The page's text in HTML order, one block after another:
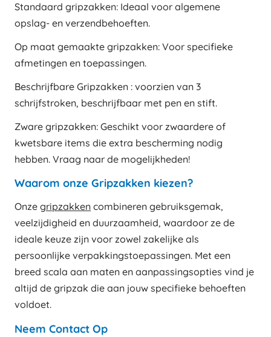
Standaard gripzakken: Ideaal voor algemene
opslag- en verzendbehoeften.
Op maat gemaakte gripzakken: Voor specifieke
afmetingen en toepassingen.
Beschrijfbare Gripzakken : voorzien van 3
schrijfstroken, beschrijfbaar met pen en stift.
Zware gripzakken: Geschikt voor zwaardere of
kwetsbare items die extra bescherming nodig
hebben. Vraag naar de mogelijkheden!
Waarom onze Gripzakken kiezen?
Onze gripzakken combineren gebruiksgemak,
veelzijdigheid en duurzaamheid, waardoor ze de
ideale keuze zijn voor zowel zakelijke als
persoonlijke verpakkingstoepassingen. Met een
breed scala aan maten en aanpassingsopties vind je
altijd de gripzak die aan jouw specifieke behoeften
voldoet.
Neem Contact Op